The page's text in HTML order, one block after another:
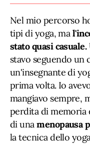
Nel mio percorso
tipi di yoga, ma
stato quasi casuale.
stavo seguendo un
un'insegnante di
prima volta. Io
mangiavo sempre,
perdita di memoria
di unamenopausa
la tecnica dello